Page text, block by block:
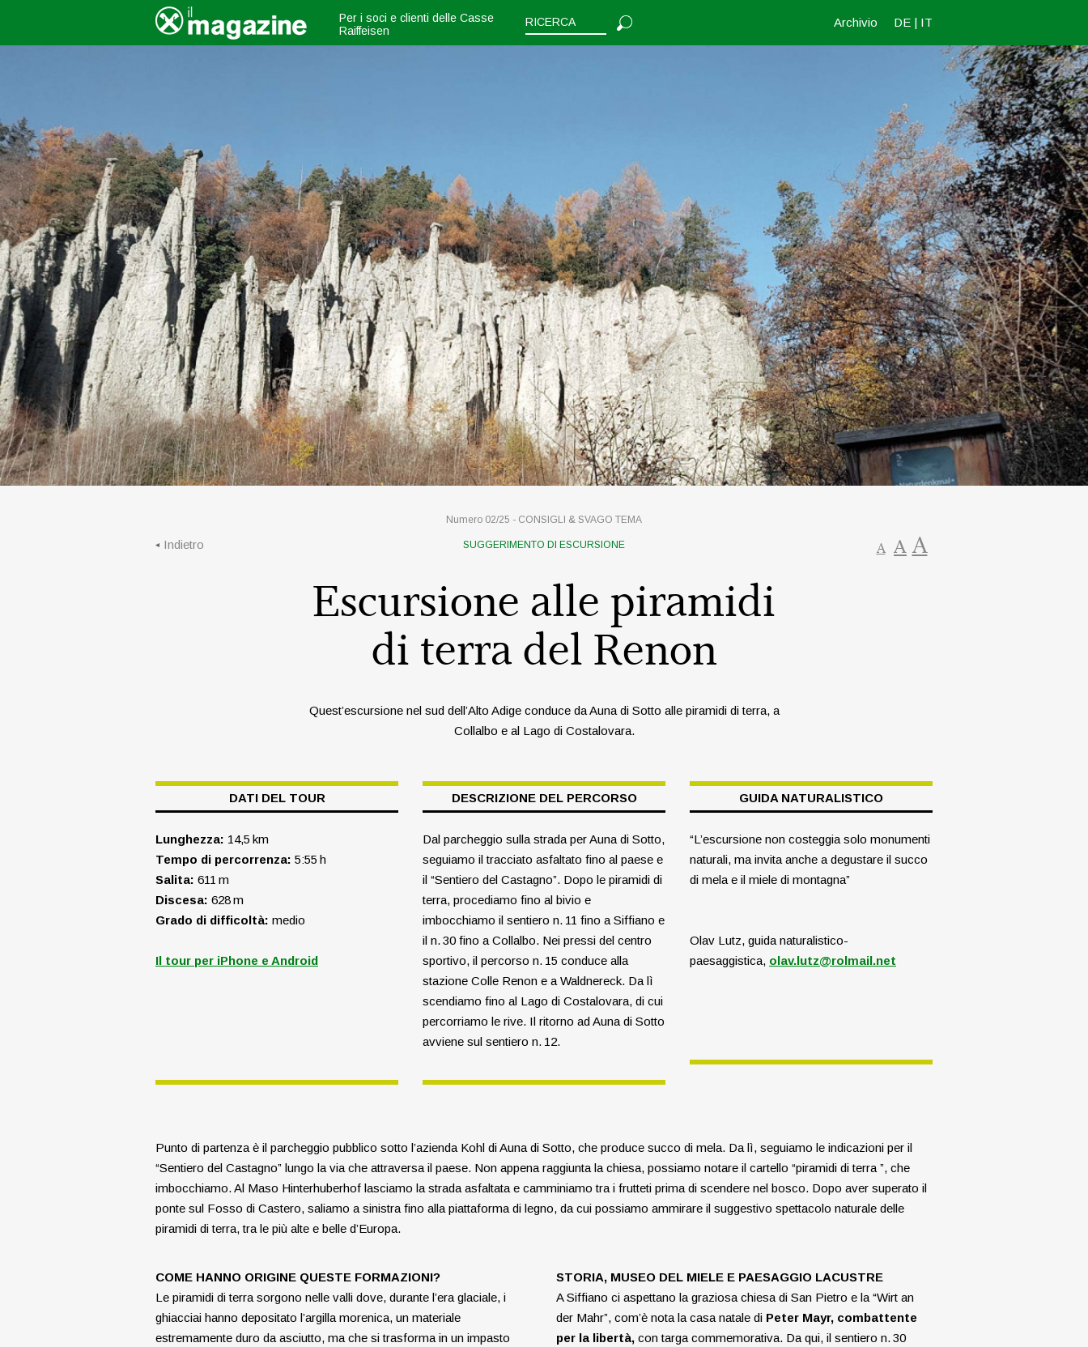
Archivio DE | IT
Per i soci e clienti delle Casse
Raiffeisen
Numero 02/25 - CONSIGLI & SVAGO TEMA
Indietro A A A
SUGGERIMENTO DI ESCURSIONE
Escursione alle piramidi
di terra del Renon
Quest’escursione nel sud dell’Alto Adige conduce da Auna di Sotto alle piramidi di terra, a
Collalbo e al Lago di Costalovara.
DATI DEL TOUR
Lunghezza: 14,5 km
Tempo di percorrenza: 5:55 h
Salita: 611 m
Discesa: 628 m
Grado di difficoltà: medio
Il tour per iPhone e Android
DESCRIZIONE DEL PERCORSO
Dal parcheggio sulla strada per Auna di Sotto,
seguiamo il tracciato asfaltato fino al paese e
il “Sentiero del Castagno”. Dopo le piramidi di
terra, procediamo fino al bivio e
imbocchiamo il sentiero n. 11 fino a Siffiano e
il n. 30 fino a Collalbo. Nei pressi del centro
sportivo, il percorso n. 15 conduce alla
stazione Colle Renon e a Waldnereck. Da lì
scendiamo fino al Lago di Costalovara, di cui
percorriamo le rive. Il ritorno ad Auna di Sotto
avviene sul sentiero n. 12.
GUIDA NATURALISTICO
“L’escursione non costeggia solo monumenti
naturali, ma invita anche a degustare il succo
di mela e il miele di montagna”
Olav Lutz, guida naturalistico-
paesaggistica, olav.lutz@rolmail.net
Punto di partenza è il parcheggio pubblico sotto l’azienda Kohl di Auna di Sotto, che produce succo di mela. Da lì, seguiamo le indicazioni per il
“Sentiero del Castagno” lungo la via che attraversa il paese. Non appena raggiunta la chiesa, possiamo notare il cartello “piramidi di terra ”, che
imbocchiamo. Al Maso Hinterhuberhof lasciamo la strada asfaltata e camminiamo tra i frutteti prima di scendere nel bosco. Dopo aver superato il
ponte sul Fosso di Castero, saliamo a sinistra fino alla piattaforma di legno, da cui possiamo ammirare il suggestivo spettacolo naturale delle
piramidi di terra, tra le più alte e belle d’Europa.
COME HANNO ORIGINE QUESTE FORMAZIONI?
Le piramidi di terra sorgono nelle valli dove, durante l’era glaciale, i
ghiacciai hanno depositato l’argilla morenica, un materiale
estremamente duro da asciutto, ma che si trasforma in un impasto
STORIA, MUSEO DEL MIELE E PAESAGGIO LACUSTRE
A Siffiano ci aspettano la graziosa chiesa di San Pietro e la “Wirt an
der Mahr”, com’è nota la casa natale di Peter Mayr, combattente
per la libertà, con targa commemorativa. Da qui, il sentiero n. 30